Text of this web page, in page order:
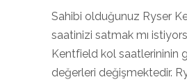
Sahibi olduğunuz Ryser
saatinizi satmak mı
Kentfield kol saatlerininin
değerleri değişmektedir.